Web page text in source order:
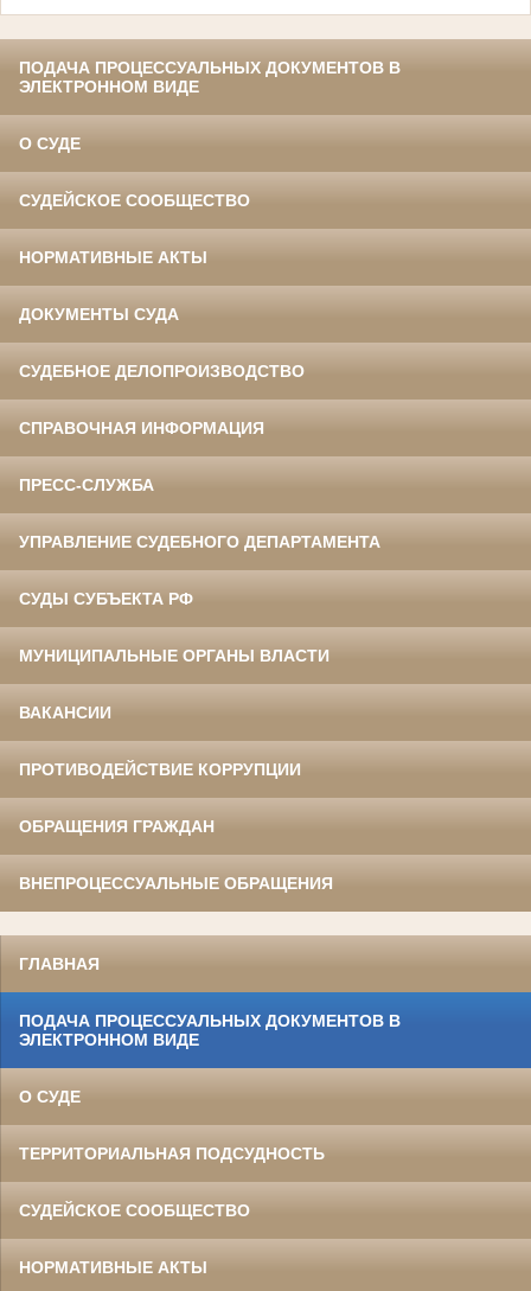
ПОДАЧА ПРОЦЕССУАЛЬНЫХ ДОКУМЕНТОВ В
ЭЛЕКТРОННОМ ВИДЕ
О СУДЕ
СУДЕЙСКОЕ СООБЩЕСТВО
НОРМАТИВНЫЕ АКТЫ
ДОКУМЕНТЫ СУДА
СУДЕБНОЕ ДЕЛОПРОИЗВОДСТВО
СПРАВОЧНАЯ ИНФОРМАЦИЯ
ПРЕСС-СЛУЖБА
УПРАВЛЕНИЕ СУДЕБНОГО ДЕПАРТАМЕНТА
СУДЫ СУБЪЕКТА РФ
МУНИЦИПАЛЬНЫЕ ОРГАНЫ ВЛАСТИ
ВАКАНСИИ
ПРОТИВОДЕЙСТВИЕ КОРРУПЦИИ
ОБРАЩЕНИЯ ГРАЖДАН
ВНЕПРОЦЕССУАЛЬНЫЕ ОБРАЩЕНИЯ
ГЛАВНАЯ
ПОДАЧА ПРОЦЕССУАЛЬНЫХ ДОКУМЕНТОВ В
ЭЛЕКТРОННОМ ВИДЕ
О СУДЕ
ТЕРРИТОРИАЛЬНАЯ ПОДСУДНОСТЬ
СУДЕЙСКОЕ СООБЩЕСТВО
НОРМАТИВНЫЕ АКТЫ